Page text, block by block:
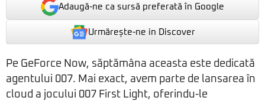
Adaugă-ne ca sursă preferată în Google
Urmărește-ne in Discover
Pe GeForce Now, săptămâna aceasta este dedicată
agentului 007. Mai exact, avem parte de lansarea în
cloud a jocului 007 First Light, oferindu-le